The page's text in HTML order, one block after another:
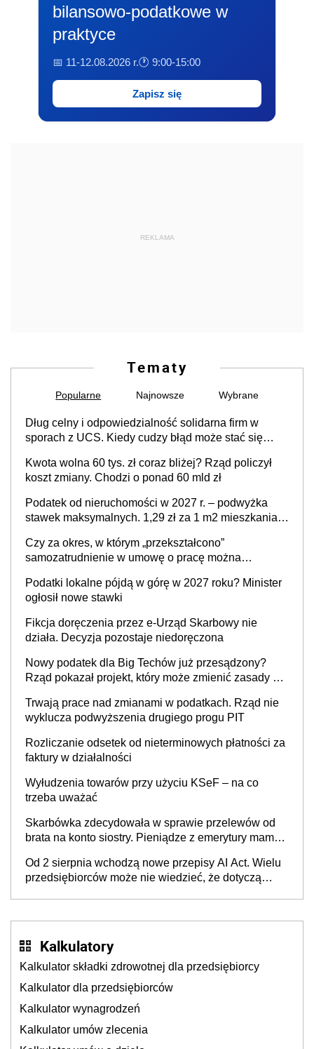
bilansowo-podatkowe w
praktyce
📅 11-12.08.2026 r.🕐 9:00-15:00
Zapisz się
REKLAMA
Tematy
Popularne Najnowsze Wybrane
Dług celny i odpowiedzialność solidarna firm w
sporach z UCS. Kiedy cudzy błąd może stać się
Kwota wolna 60 tys. zł coraz bliżej? Rząd policzył
koszt zmiany. Chodzi o ponad 60 mld zł
Podatek od nieruchomości w 2027 r. – podwyżka
stawek maksymalnych. 1,29 zł za 1 m2 mieszkania,
prowadzeniem działalności gospodarczej
Czy za okres, w którym „przekształcono”
samozatrudnienie w umowę o pracę można
cywilnoprawnej jedynym racjonalnym wyjściem
Podatki lokalne pójdą w górę w 2027 roku? Minister
ogłosił nowe stawki
Fikcja doręczenia przez e-Urząd Skarbowy nie
działa. Decyzja pozostaje niedoręczona
Nowy podatek dla Big Techów już przesądzony?
Rząd pokazał projekt, który może zmienić zasady gry
Trwają prace nad zmianami w podatkach. Rząd nie
wyklucza podwyższenia drugiego progu PIT
Rozliczanie odsetek od nieterminowych płatności za
faktury w działalności
Wyłudzenia towarów przy użyciu KSeF – na co
trzeba uważać
Skarbówka zdecydowała w sprawie przelewów od
brata na konto siostry. Pieniądze z emerytury mamy
będzie
Od 2 sierpnia wchodzą nowe przepisy AI Act. Wielu
przedsiębiorców może nie wiedzieć, że dotyczą
Kalkulatory
Kalkulator składki zdrowotnej dla przedsiębiorcy
Kalkulator dla przedsiębiorców
Kalkulator wynagrodzeń
Kalkulator umów zlecenia